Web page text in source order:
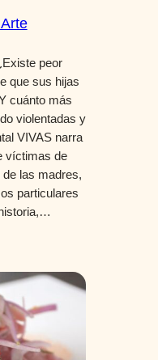
peor
que sus hijas
cuánto más
violentadas y
VIVAS narra
víctimas de
las madres,
particulares